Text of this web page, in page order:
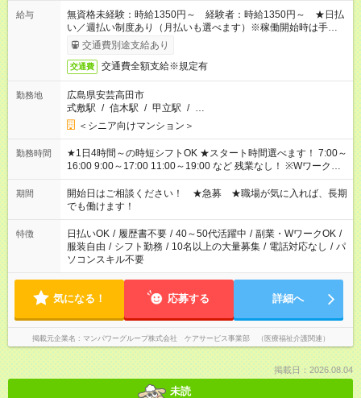
給与
無資格未経験：時給1350円～ 経験者：時給1350円～ ★日払
い／週払い制度あり（月払いも選べます）※稼働開始時は手続き
完了次第のお支払いとなります。
交通費別途支給あり
交通費 交通費全額支給※規定有
勤務地
広島県安芸高田市
式敷駅 / 信木駅 / 甲立駅 / …
＜シニア向けマンション＞
勤務時間
★1日4時間～の時短シフトOK ★スタート時間選べます！ 7:00～
16:00 9:00～17:00 11:00～19:00 など 残業なし！ ※Wワークの
場合、他のお仕事と合わせ週40時間超の就業はご案内できませ
ん ※法令に基づき、週20時間以上勤務は社会保険への加入対象
となります ※労働者派遣法（日雇い派遣の原則禁止）により、
短時間・短期間の就業はご案内が難しい場合があります
期間
開始日はご相談ください！ ★急募 ★職場が気に入れば、長期
でも働けます！
特徴 日払いOK / 履歴書不要 / 40～50代活躍中 / 副業・WワークOK /
服装自由 / シフト勤務 / 10名以上の大量募集 / 電話対応なし / パ
ソコンスキル不要
気になる！ 応募する 詳細へ
掲載元企業名 マンパワーグループ株式会社 ケアサービス事業部 （医療福祉介護関連）
掲載日：2026.08.04
未読